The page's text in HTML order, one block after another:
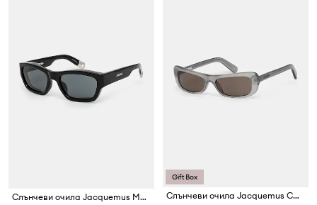
Слънчеви очила Jacquemus MERIDIANO
Gift Box
Слънчеви очила Jacquemus CAPRI